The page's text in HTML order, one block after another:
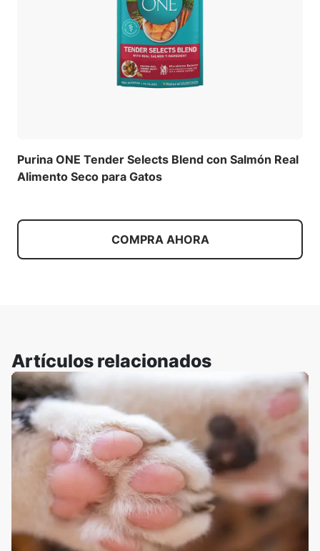
Purina ONE Tender Selects Blend con Salmón Real
Alimento Seco para Gatos
COMPRA AHORA
Artículos relacionados